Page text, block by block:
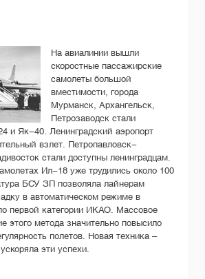
На авиалинии вышли
скоростные пассажирские
самолеты большой
вместимости, города
Мурманск, Архангельск,
Петрозаводск стали
и Як-40. Ленинградский аэропорт
взлет. Петропавловск-
стали доступны ленинградцам.
Ил-18 уже трудились около 100
БСУ ЗП позволяла лайнерам
в автоматическом режиме в
первой категории ИКАО. Массовое
этого метода значительно повысило
полетов. Новая техника –
эти успехи.